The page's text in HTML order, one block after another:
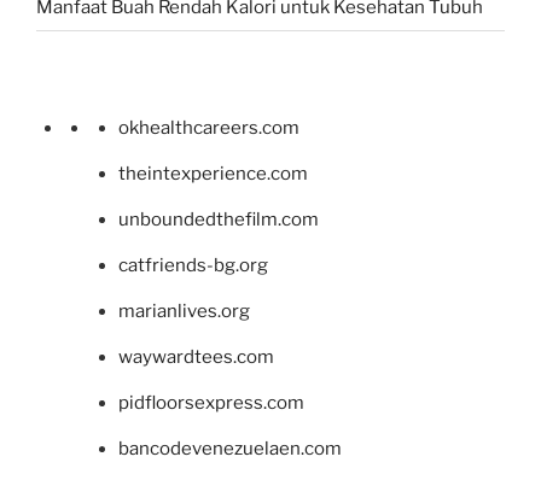
Manfaat Buah Rendah Kalori untuk Kesehatan Tubuh
okhealthcareers.com
theintexperience.com
unboundedthefilm.com
catfriends-bg.org
marianlives.org
waywardtees.com
pidfloorsexpress.com
bancodevenezuelaen.com